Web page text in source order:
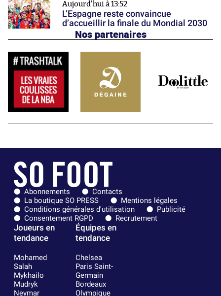
Aujourd'hui à 13:52
L’Espagne reste convaincue
d’accueillir la finale du Mondial 2030
Nos partenaires
Abonnements
Contacts
La boutique SO PRESS
Mentions légales
Conditions générales d'utilisation
Publicité
Consentement RGPD
Recrutement
Joueurs en
tendance
Mohamed
Salah
Mykhailo
Mudryk
Neymar
Équipes en
tendance
Chelsea
Paris Saint-
Germain
Bordeaux
Olympique